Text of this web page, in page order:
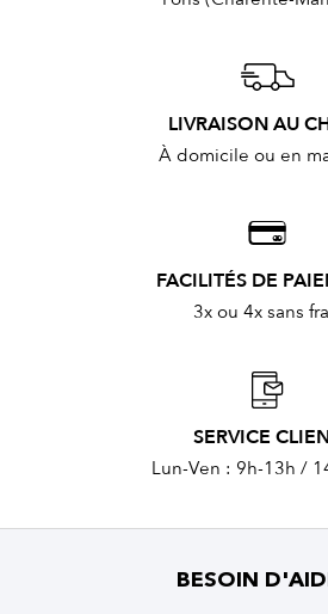
LIVRAISON AU
À domicile ou en
FACILITÉS DE
3x ou 4x sans
SERVICE
Lun-Ven : 9h-13h /
BESOIN